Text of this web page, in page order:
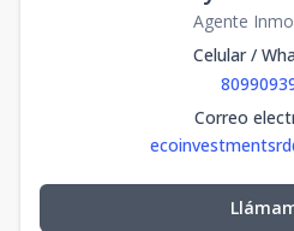
Agente
Celular /
Correo